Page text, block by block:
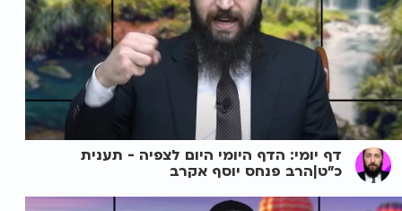
דף יומי: הדף היומי היום לצפיה - תענית
כ"ט|הרב פנחס יוסף אקרב